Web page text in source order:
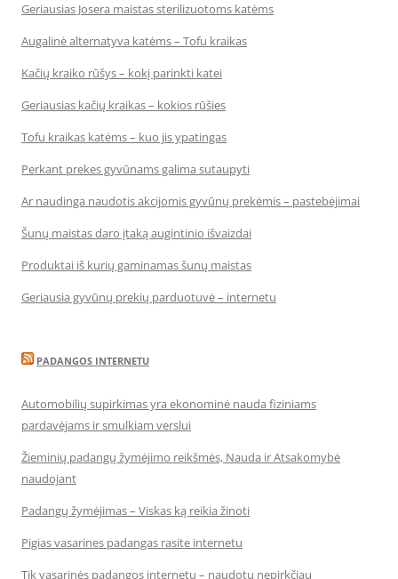
Geriausias Josera maistas sterilizuotoms katėms
Augalinė alternatyva katėms – Tofu kraikas
Kačių kraiko rūšys – kokį parinkti katei
Geriausias kačių kraikas – kokios rūšies
Tofu kraikas katėms – kuo jis ypatingas
Perkant prekes gyvūnams galima sutaupyti
Ar naudinga naudotis akcijomis gyvūnų prekėmis – pastebėjimai
Šunų maistas daro įtaką augintinio išvaizdai
Produktai iš kurių gaminamas šunų maistas
Geriausia gyvūnų prekių parduotuvė – internetu
PADANGOS INTERNETU
Automobilių supirkimas yra ekonominė nauda fiziniams
pardavėjams ir smulkiam verslui
Žieminių padangų žymėjimo reikšmės, Nauda ir Atsakomybė
naudojant
Padangų žymėjimas – Viskas ką reikia žinoti
Pigias vasarines padangas rasite internetu
Tik vasarinės padangos internetu – naudotų nepirkčiau